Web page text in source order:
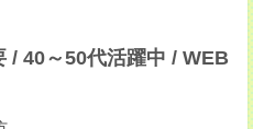
/ 40～50代活躍中 / WEB